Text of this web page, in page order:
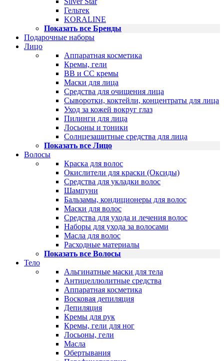
Гельтек
KORALINE
Показать все Бренды
Подарочные наборы
Лицо
Аппаратная косметика
Кремы, гели
BB и CC кремы
Маски для лица
Средства для очищения лица
Сыворотки, коктейли, концентраты для лица
Уход за кожей вокруг глаз
Пилинги для лица
Лосьоны и тоники
Солнцезащитные средства для лица
Показать все Лицо
Волосы
Краска для волос
Окислители для краски (Оксиды)
Средства для укладки волос
Шампуни
Бальзамы, кондиционеры для волос
Маски для волос
Средства для ухода и лечения волос
Наборы для ухода за волосами
Масла для волос
Расходные материалы
Показать все Волосы
Тело
Альгинатные маски для тела
Антицеллюлитные средства
Аппаратная косметика
Восковая депиляция
Депиляция
Кремы для рук
Кремы, гели для ног
Лосьоны, гели
Масла
Обертывания